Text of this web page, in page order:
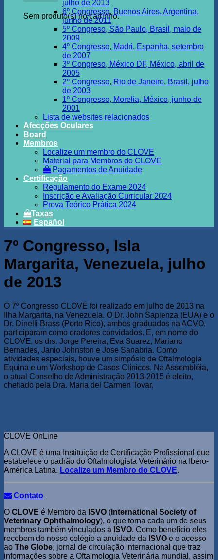
Sem produto(s) no carrinho.
julho de 2013
6º Congresso, Buenos Aires, Argentina,
junho de 2011
5º Congreso, São Paulo, Brasil, maio de
2009
4º Congresso, Madri, Espanha, setembro
de 2007
3º Congreso, México DF, México, abril de
2005
2º Congresso, Rio de Janeiro, Brasil, julho
de 2003
1º Congresso, Morelia, México, junho de
2001
Lista de websites relacionados
Afecções Oculares
Board
Membros
Localize um membro do CLOVE
Material para Membros do CLOVE
Pagamentos de Anuidade
Certificação
Regulamento do Exame 2024
Inscrição e Avaliação Curricular 2024
Prova Teórico Prática 2024
Taxas
Español
7º Congresso, Isla
Margarita, Venezuela, julho
de 2013
O 7º Congresso CLOVE foi realizado em julho de 2013 na
Ilha Margarita, na Venezuela. O Dr. John Sapienza (EUA) e o
Dr. Dinelli Brass (Porto Rico), ambos graduados na ACVO,
participaram como oradores convidados. E, em nome do
CLOVE, os drs. Jorge Pereira, Eva Suarez, Mariano
Bernades, Janio Johnston e Jose Sanabria. Como
atividades especiais, houve um simpósio de Oftalmologia
Equina e um Workshop de Casos Clínicos. Na Assembléia,
o atual Conselho de Administração 2013-2015 é eleito,
chefiado pela Dra. Maria del Carmen Tovar.
CLOVE OnLine
A CLOVE é uma Instituição de Certificação Profissional que
estabelece o padrão do Oftalmologista Veterinário na Ibero-
América Latina. Localize um Membro do CLOVE.
Contato
O CLOVE é Membro da ISVO ( International Society of
Veterinary Ophthalmology), o que torna cada um de seus
membros também vinculados à ISVO. Como benefício eles
recebem do nosso colégio a anuidade da ISVO e o acesso
ao The Globe, jornal de circulação internacional que traz
informações sobre a Oftalmologia Veterinária mundial, assim